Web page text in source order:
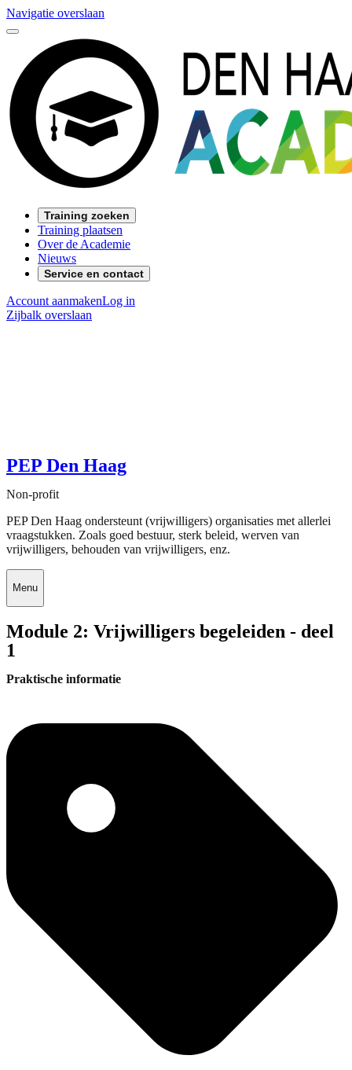
Navigatie overslaan
Training zoeken
Training plaatsen
Over de Academie
Nieuws
Service en contact
Account aanmakenLog in
Zijbalk overslaan
PEP Den Haag
Non-profit
PEP Den Haag ondersteunt (vrijwilligers) organisaties met allerlei
vraagstukken. Zoals goed bestuur, sterk beleid, werven van
vrijwilligers, behouden van vrijwilligers, enz.
Menu
Module 2: Vrijwilligers begeleiden - deel
1
Praktische informatie